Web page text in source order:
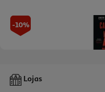
-10%
Livro O Caçador De Nazis De
Lojas